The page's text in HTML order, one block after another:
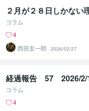
２月が２８日しかない
コラム
4
西田玄一郎
2026/02/27
経過報告 57 2026/2/
コラム
4